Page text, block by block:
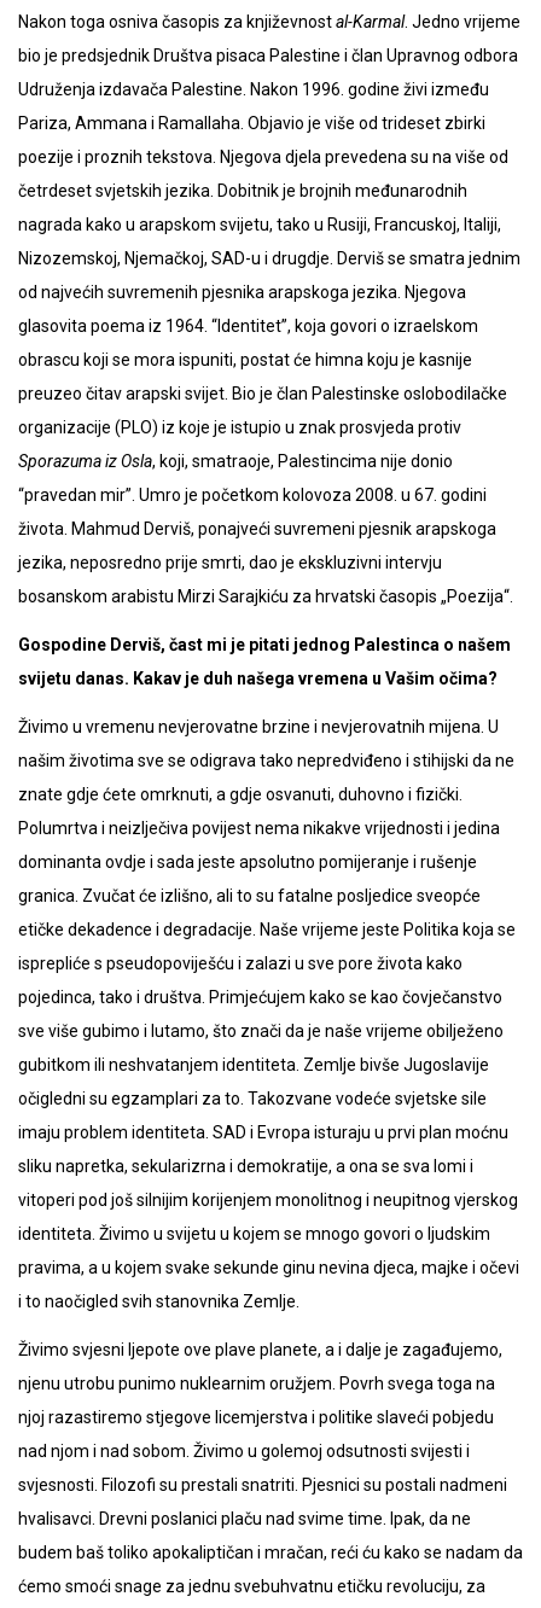
Nakon toga osniva časopis za književnostal-Karmal. Jedno vrijeme
bio je predsjednik Društva pisaca Palestine i član Upravnog odbora
Udruženja izdavača Palestine. Nakon 1996. godine živi između
Pariza, Ammana i Ramallaha. Objavio je više od trideset zbirki
poezije i proznih tekstova. Njegova djela prevedena su na više od
četrdeset svjetskih jezika. Dobitnik je brojnih međunarodnih
nagrada kako u arapskom svijetu, tako u Rusiji, Francuskoj, Italiji,
Nizozemskoj, Njemačkoj, SAD-u i drugdje. Derviš se smatra jednim
od najvećih suvremenih pjesnika arapskoga jezika. Njegova
glasovita poema iz 1964. “Identitet”, koja govori o izraelskom
obrascu koji se mora ispuniti, postat će himna koju je kasnije
preuzeo čitav arapski svijet. Bio je član Palestinske oslobodilačke
organizacije (PLO) iz koje je istupio u znak prosvjeda protiv
Sporazuma iz Osla, koji, smatraoje, Palestincima nije donio
“pravedan mir”. Umro je početkom kolovoza 2008. u 67. godini
života. Mahmud Derviš, ponajveći suvremeni pjesnik arapskoga
jezika, neposredno prije smrti, dao je ekskluzivni intervju
bosanskom arabistu Mirzi Sarajkiću za hrvatski časopis „Poezija“.
Gospodine Derviš, čast mi je pitati jednog Palestinca o našem
svijetu danas. Kakav je duh našega vremena u Vašim očima?
Živimo u vremenu nevjerovatne brzine i nevjerovatnih mijena. U
našim životima sve se odigrava tako nepredviđeno i stihijski da ne
znate gdje ćete omrknuti, a gdje osvanuti, duhovno i fizički.
Polumrtva i neizlječiva povijest nema nikakve vrijednosti i jedina
dominanta ovdje i sada jeste apsolutno pomijeranje i rušenje
granica. Zvučat će izlišno, ali to su fatalne posljedice sveopće
etičke dekadence i degradacije. Naše vrijeme jeste Politika koja se
isprepliće s pseudopoviješću i zalazi u sve pore života kako
pojedinca, tako i društva. Primjećujem kako se kao čovječanstvo
sve više gubimo i lutamo, što znači da je naše vrijeme obilježeno
gubitkom ili neshvatanjem identiteta. Zemlje bivše Jugoslavije
očigledni su egzamplari za to. Takozvane vodeće svjetske sile
imaju problem identiteta. SAD i Evropa isturaju u prvi plan moćnu
sliku napretka, sekularizrna i demokratije, a ona se sva lomi i
vitoperi pod još silnijim korijenjem monolitnog i neupitnog vjerskog
identiteta. Živimo u svijetu u kojem se mnogo govori o ljudskim
pravima, a u kojem svake sekunde ginu nevina djeca, majke i očevi
i to naočigled svih stanovnika Zemlje.
Živimo svjesni ljepote ove plave planete, a i dalje je zagađujemo,
njenu utrobu punimo nuklearnim oružjem. Povrh svega toga na
njoj razastiremo stjegove licemjerstva i politike slaveći pobjedu
nad njom i nad sobom. Živimo u golemoj odsutnosti svijesti i
svjesnosti. Filozofi su prestali snatriti. Pjesnici su postali nadmeni
hvalisavci. Drevni poslanici plaču nad svime time. Ipak, da ne
budem baš toliko apokaliptičan i mračan, reći ću kako se nadam da
ćemo smoći snage za jednu svebuhvatnu etičku revoluciju, za